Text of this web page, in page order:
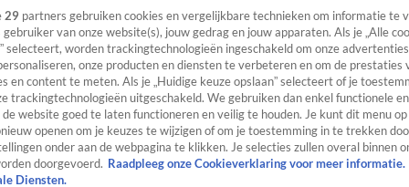
29 partners gebruiken cookies en vergelijkbare technieken om informatie te
gebruiker van onze website(s), jouw gedrag en jouw apparaten. Als je „Alle
selecteert, worden trackingtechnologieën ingeschakeld om onze
onze producten en diensten te verbeteren en om de prestaties
en content te meten. Als je „Huidige keuze opslaan” selecteert of je
trackingtechnologieën uitgeschakeld. We gebruiken dan enkel functionele
de website goed te laten functioneren en veilig te houden. Je kunt dit menu
openen om je keuzes te wijzigen of om je toestemming in te trekken
onder aan de webpagina te klikken. Je selecties zullen overal binnen
doorgevoerd. Raadpleeg onze Cookieverklaring voor meer informatie.
Diensten.